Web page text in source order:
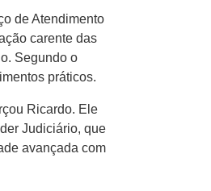
de Atendimento
carente das
Segundo o
práticos.
Ricardo. Ele
Judiciário, que
avançada com